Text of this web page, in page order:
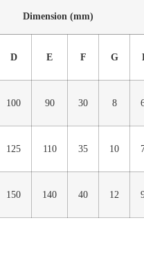
Dimension (mm)
D E F G
100 90 30 8
125 110 35 10
150 140 40 12